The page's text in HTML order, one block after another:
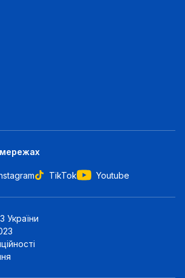
TikTok Youtube
України